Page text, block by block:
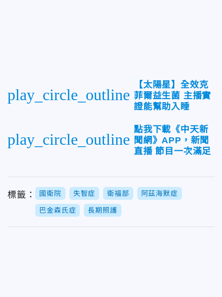
play_circle_outline
【太陽星】全效克
菲爾益生菌 主播實
證能幫助入睡
play_circle_outline
點我下載《中天新
聞網》APP，新聞
直播 節目一次滿足
標籤： 國衛院 失智症 衛福部 阿茲海默症
巴金森氏症 長期照護